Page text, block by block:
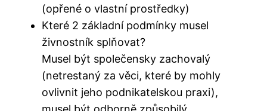
(opřené o vlastní prostředky)
Které 2 základní podmínky musel
živnostník splňovat?
Musel být společensky zachovalý
(netrestaný za věci, které by mohly
ovlivnit jeho podnikatelskou praxi),